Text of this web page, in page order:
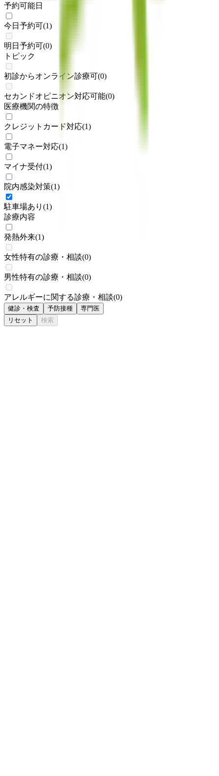
予約可能日
今日予約可(1)
明日予約可(0)
トピック
初診からオンライン診療可(0)
セカンドオピニオン対応可能(0)
医療機関の特徴
クレジットカード対応(1)
電子マネー対応(1)
マイナ受付(1)
院内感染対策(1)
駐車場あり (1)
診療内容
発熱外来(1)
女性特有の診療・相談(0)
男性特有の診療・相談(0)
アレルギーに関する診療・相談(0)
健診・検査 予防接種
専門医
リセット
検索